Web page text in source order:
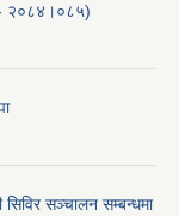
२०८४।०८५)
सञ्चालन सम्बन्धमा